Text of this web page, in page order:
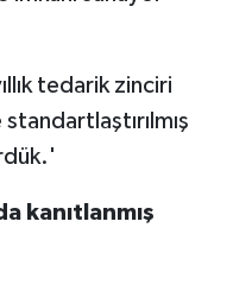
tedarik zinciri
standartlaştırılmış
kanıtlanmış